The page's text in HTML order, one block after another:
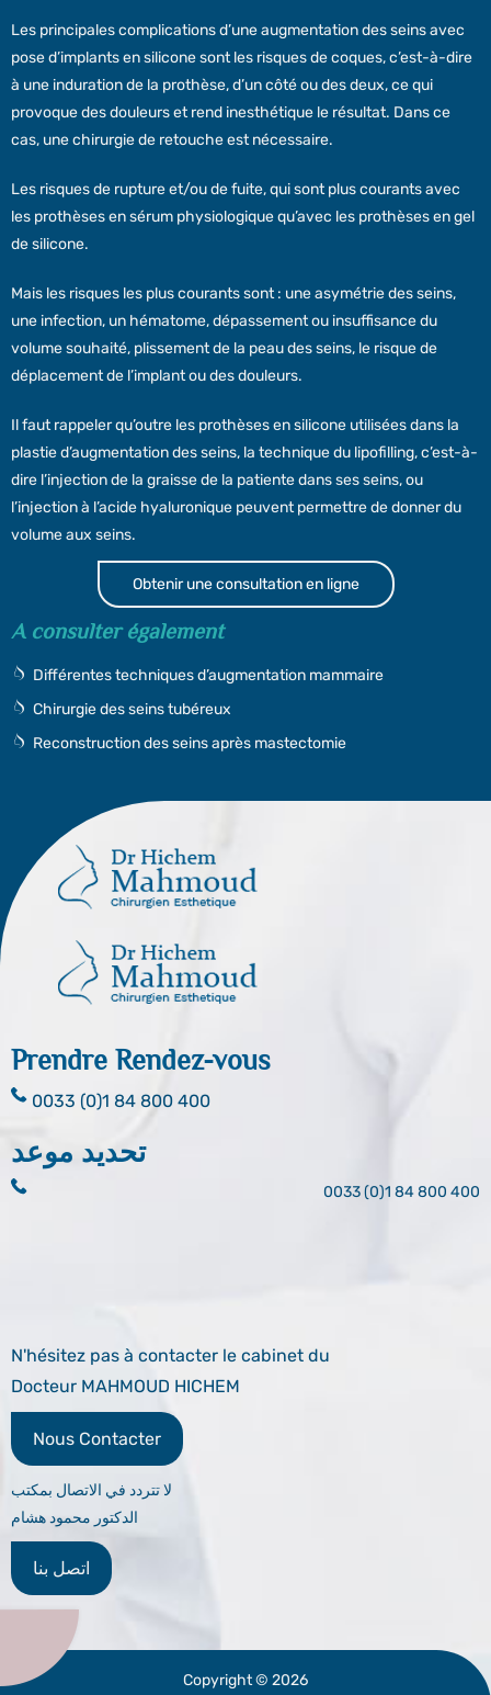
Les principales complications d’une augmentation des seins avec
pose d’implants en silicone sont les risques de coques, c’est-à-dire
à une induration de la prothèse, d’un côté ou des deux, ce qui
provoque des douleurs et rend inesthétique le résultat. Dans ce
cas, une chirurgie de retouche est nécessaire.
Les risques de rupture et/ou de fuite, qui sont plus courants avec
les prothèses en sérum physiologique qu’avec les prothèses en gel
de silicone.
Mais les risques les plus courants sont : une asymétrie des seins,
une infection, un hématome, dépassement ou insuffisance du
volume souhaité, plissement de la peau des seins, le risque de
déplacement de l’implant ou des douleurs.
Il faut rappeler qu’outre les prothèses en silicone utilisées dans la
plastie d’augmentation des seins, la technique du lipofilling, c’est-à-
dire l’injection de la graisse de la patiente dans ses seins, ou
l’injection à l’acide hyaluronique peuvent permettre de donner du
volume aux seins.
Obtenir une consultation en ligne
A consulter également
Différentes techniques d’augmentation mammaire
Chirurgie des seins tubéreux
Reconstruction des seins après mastectomie
Prendre Rendez-vous
0033 (0)1 84 800 400
تحديد موعد
0033 (0)1 84 800 400
N'hésitez pas à contacter le cabinet du
Docteur MAHMOUD HICHEM
Nous Contacter
لا تتردد في الاتصال بمكتب
الدكتور محمود هشام
اتصل بنا
Copyright © 2026